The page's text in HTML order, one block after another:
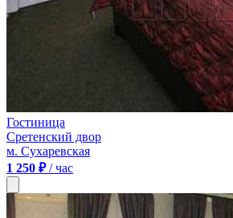
Гостиница
Сретенский двор
м. Сухаревская
1 250 ₽/ час